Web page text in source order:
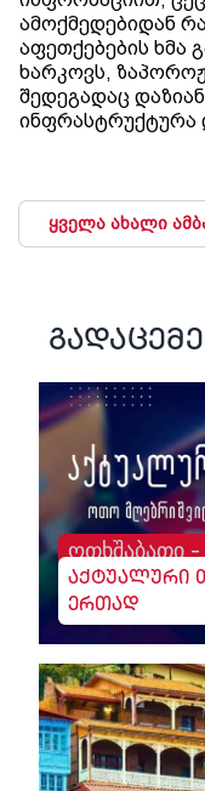
ამოქმედებიდან
აფეთქებების ხმა
ხარკოვს,
შედეგადაც
ინფრასტრუქტურა
ყველა ახალი
ოთხშაბათი -
აქტუალური
ერთად